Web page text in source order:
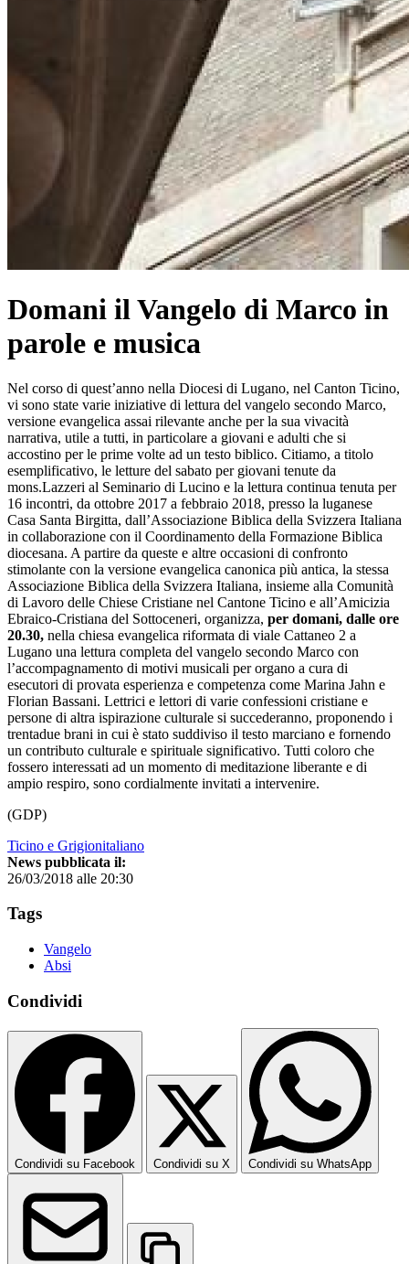
Domani il Vangelo di Marco in
parole e musica
Nel corso di quest’anno nella Diocesi di Lugano, nel Canton Ticino,
vi sono state varie iniziative di lettura del vangelo secondo Marco,
versione evangelica assai rilevante anche per la sua vivacità
narrativa, utile a tutti, in particolare a giovani e adulti che si
accostino per le prime volte ad un testo biblico. Citiamo, a titolo
esemplificativo, le letture del sabato per giovani tenute da
mons.Lazzeri al Seminario di Lucino e la lettura continua tenuta per
16 incontri, da ottobre 2017 a febbraio 2018, presso la luganese
Casa Santa Birgitta, dall’Associazione Biblica della Svizzera Italiana
in collaborazione con il Coordinamento della Formazione Biblica
diocesana. A partire da queste e altre occasioni di confronto
stimolante con la versione evangelica canonica più antica, la stessa
Associazione Biblica della Svizzera Italiana, insieme alla Comunità
di Lavoro delle Chiese Cristiane nel Cantone Ticino e all’Amicizia
Ebraico-Cristiana del Sottoceneri, organizza, per domani, dalle ore
20.30, nella chiesa evangelica riformata di viale Cattaneo 2 a
Lugano una lettura completa del vangelo secondo Marco con
l’accompagnamento di motivi musicali per organo a cura di
esecutori di provata esperienza e competenza come Marina Jahn e
Florian Bassani. Lettrici e lettori di varie confessioni cristiane e
persone di altra ispirazione culturale si succederanno, proponendo i
trentadue brani in cui è stato suddiviso il testo marciano e fornendo
un contributo culturale e spirituale significativo. Tutti coloro che
fossero interessati ad un momento di meditazione liberante e di
ampio respiro, sono cordialmente invitati a intervenire.
(GDP)
Ticino e Grigionitaliano
News pubblicata il:
26/03/2018 alle 20:30
Tags
Vangelo
Absi
Condividi
Condividi su Facebook Condividi su X Condividi su WhatsApp